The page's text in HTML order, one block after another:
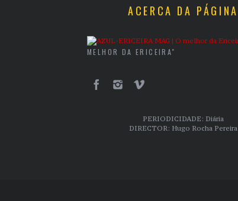
ACERCA DA PÁGINA
MELHOR DA ERICEIRA"
PERIODICIDADE: Diária
DIRECTOR: Hugo Rocha Pereira